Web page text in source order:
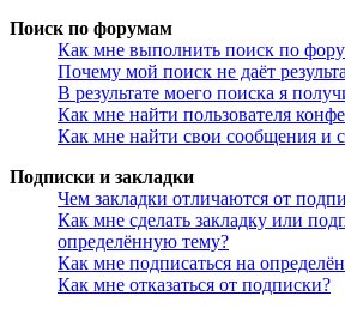
Поиск по форумам
Как мне выполнить поиск по
Почему мой поиск не даёт
В результате моего поиска я
Как мне найти пользователя
Как мне найти свои сообщения и
Подписки и закладки
Чем закладки отличаются от
Как мне сделать закладку или
определённую тему?
Как мне подписаться на
Как мне отказаться от подписки?